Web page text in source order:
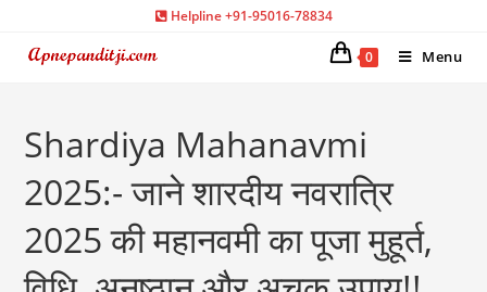
Helpline +91-95016-78834
0 Menu
Shardiya Mahanavmi
2025:- जाने शारदीय नवरात्रि
2025 की महानवमी का पूजा मुहूर्त,